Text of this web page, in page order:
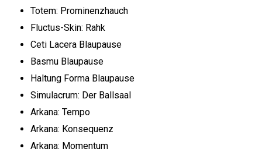
Totem: Prominenzhauch
Fluctus-Skin: Rahk
Ceti Lacera Blaupause
Basmu Blaupause
Haltung Forma Blaupause
Simulacrum: Der Ballsaal
Arkana: Tempo
Arkana: Konsequenz
Arkana: Momentum